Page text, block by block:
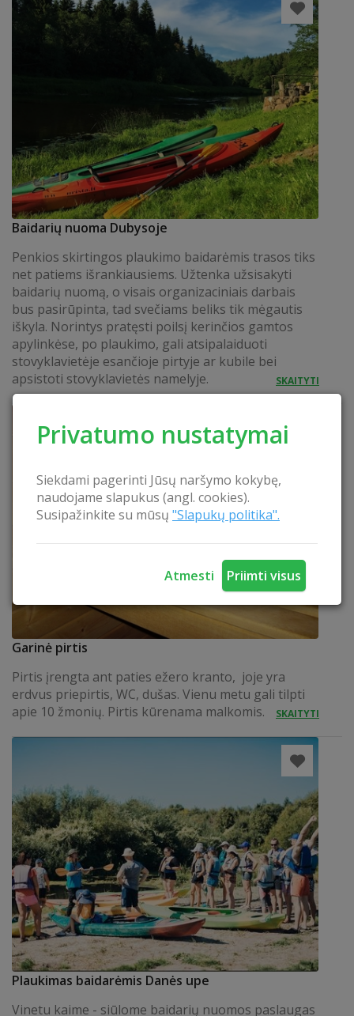
Privatumo nustatymai
Siekdami pagerinti Jūsų naršymo kokybę,
naudojame slapukus (angl. cookies).
Susipažinkite su mūsų "Slapukų politika".
Atmesti Priimti visus
Baidarių nuoma Dubysoje
Penkios skirtingos plaukimo baidarėmis trasos tiks
net patiems išrankiausiems. Užtenka užsisakyti
baidarių nuomą, o visais organizaciniais darbais
bus pasirūpinta, tad svečiams beliks tik mėgautis
iškyla. Norintys pratęsti poilsį kerinčios gamtos
apylinkėse, po plaukimo, gali atsipalaiduoti
stovyklavietėje esančioje pirtyje ar kubile bei
apsistoti stovyklavietės namelyje.
SKAITYTI
Garinė pirtis
Pirtis įrengta ant paties ežero kranto, joje yra
erdvus priepirtis, WC, dušas. Vienu metu gali tilpti
apie 10 žmonių. Pirtis kūrenama malkomis.
SKAITYTI
Plaukimas baidarėmis Danės upe
Vinetu kaime - siūlome baidarių nuomos paslaugas